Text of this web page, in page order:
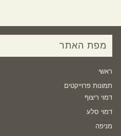
מפת האתר
ראשי
תמונות פרוייקטים
דמוי ריצוף
דמוי סלע
מניפה